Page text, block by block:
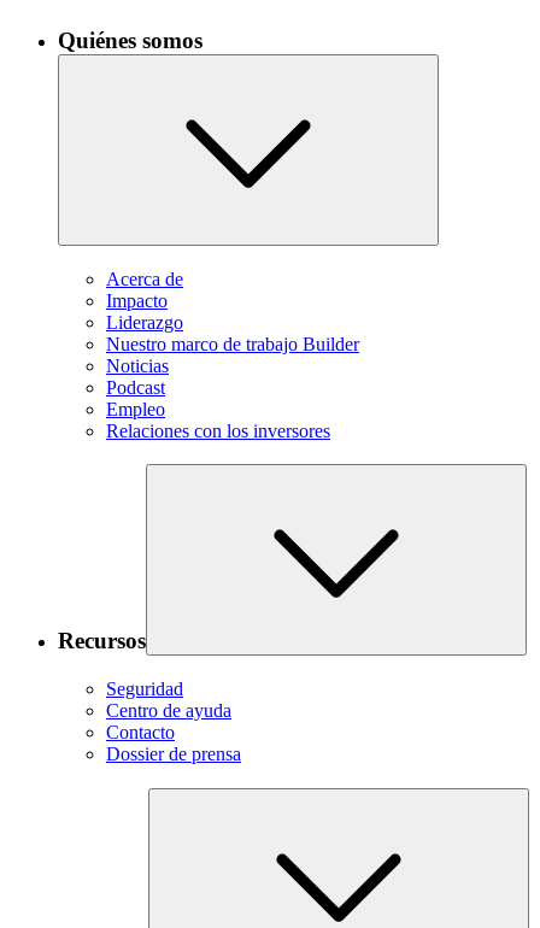
Quiénes somos
Acerca de
Impacto
Liderazgo
Nuestro marco de trabajo Builder
Noticias
Podcast
Empleo
Relaciones con los inversores
Recursos
Seguridad
Centro de ayuda
Contacto
Dossier de prensa